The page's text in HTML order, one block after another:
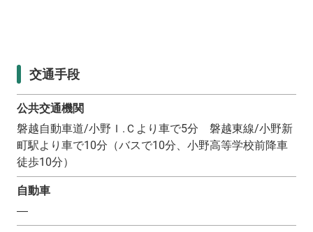
交通手段
公共交通機関
磐越自動車道/小野Ｉ.Ｃより車で5分 磐越東線/小野新
町駅より車で10分（バスで10分、小野高等学校前降車
徒歩10分）
自動車
―